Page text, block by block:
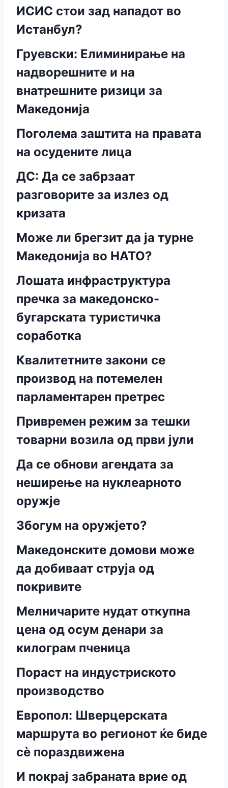
ИСИС стои зад нападот во
Истанбул?
Груевски: Елиминирање на
надворешните и на
внатрешните ризици за
Македонија
Поголема заштита на правата
на осудените лица
ДС: Да се забрзаат
разговорите за излез од
кризата
Може ли брегзит да ја турне
Македонија во НАТО?
Лошата инфраструктура
пречка за македонско-
бугарската туристичка
соработка
Квалитетните закони се
производ на потемелен
парламентарен претрес
Привремен режим за тешки
товарни возила од први јули
Да се обнови агендата за
неширење на нуклеарното
оружје
Збогум на оружјето?
Македонските домови може
да добиваат струја од
покривите
Мелничарите нудат откупна
цена од осум денари за
килограм пченица
Пораст на индустриското
производство
Европол: Шверцерската
маршрута во регионот ќе биде
сѐ пораздвижена
И покрај забраната врие од